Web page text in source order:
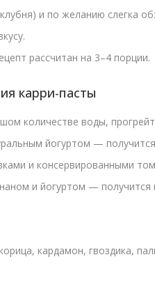
и по желанию слегка
рассчитан на 3–4 порции.
карри-пасты
количестве воды,
йогуртом —
и консервированными
и йогуртом —
кардамон, гвоздика,